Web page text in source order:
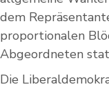
dem
proportionalen
Abgeordneten
Die